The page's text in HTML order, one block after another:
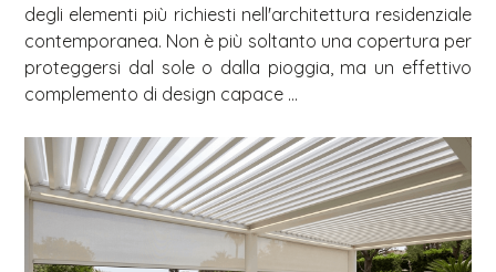
degli elementi più richiesti nell'architettura residenziale
contemporanea. Non è più soltanto una copertura per
proteggersi dal sole o dalla pioggia, ma un effettivo
complemento di design capace ...